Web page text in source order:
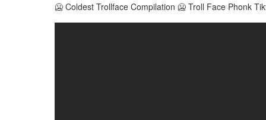
🥶 Coldest Trollface Compilation 🥶 Troll Face Phonk